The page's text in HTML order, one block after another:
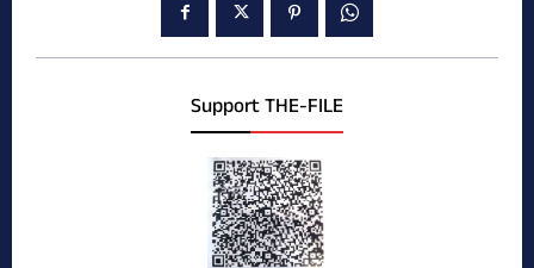
Support THE-FILE